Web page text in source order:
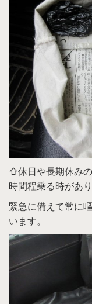
⇧休日や長期休み
時間程乗る時があり
緊急に備えて常に
います。